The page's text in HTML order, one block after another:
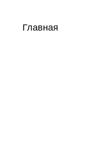
Главная